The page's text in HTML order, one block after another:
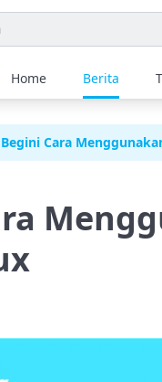
Home Berita
Begini Cara